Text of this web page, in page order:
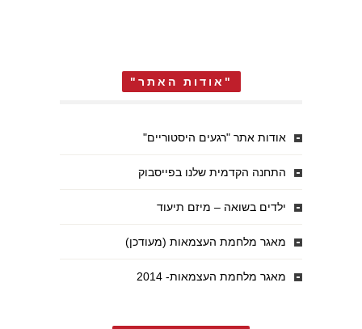
"אודות האתר"
אודות אתר "רגעים היסטוריים"
התחנה הקדמית שלנו בפייסבוק
ילדים בשואה – מיזם תיעוד
מאגר מלחמת העצמאות (מעודכן)
מאגר מלחמת העצמאות- 2014